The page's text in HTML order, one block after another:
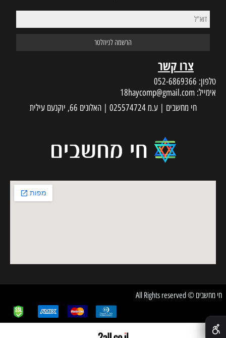
צרו קשר
טלפון: 052-6869366
אימייל: 18haycomp@gmail.com
חי מחשבים | ע.מ 025574724 | האלונים 66, יוקנעם עילית
חי מחשבים © All Rights reserved